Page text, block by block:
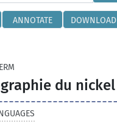
ANNOTATE DOWNLOAD
du nickel